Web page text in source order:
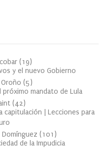
(19)
y el nuevo Gobierno
Oroño (5)
mandato de Lula
(42)
capitulación | Lecciones para
Domínguez (101 )
de la Impudicia